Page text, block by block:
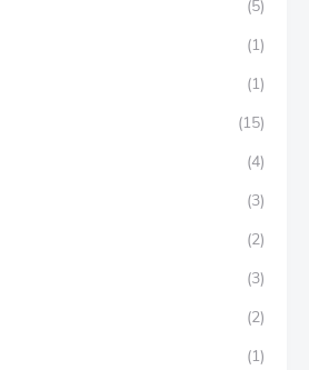
(5)
(1)
(1)
(15)
(4)
(3)
(2)
(3)
(2)
(1)